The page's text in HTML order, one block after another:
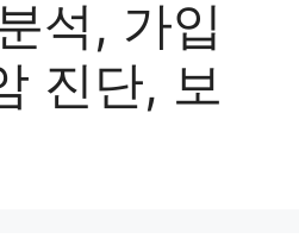
석, 가입
진단, 보